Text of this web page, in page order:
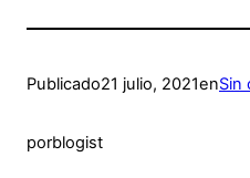
Publicado21 julio, 2021enSin
porblogist